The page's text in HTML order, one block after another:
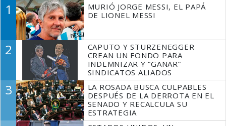
1
MURIÓ JORGE MESSI, EL PAPÁ
DE LIONEL MESSI
2
CAPUTO Y STURZENEGGER
CREAN UN FONDO PARA
INDEMNIZAR Y “GANAR”
SINDICATOS ALIADOS
3
LA ROSADA BUSCA CULPABLES
DESPUÉS DE LA DERROTA EN EL
SENADO Y RECALCULA SU
ESTRATEGIA